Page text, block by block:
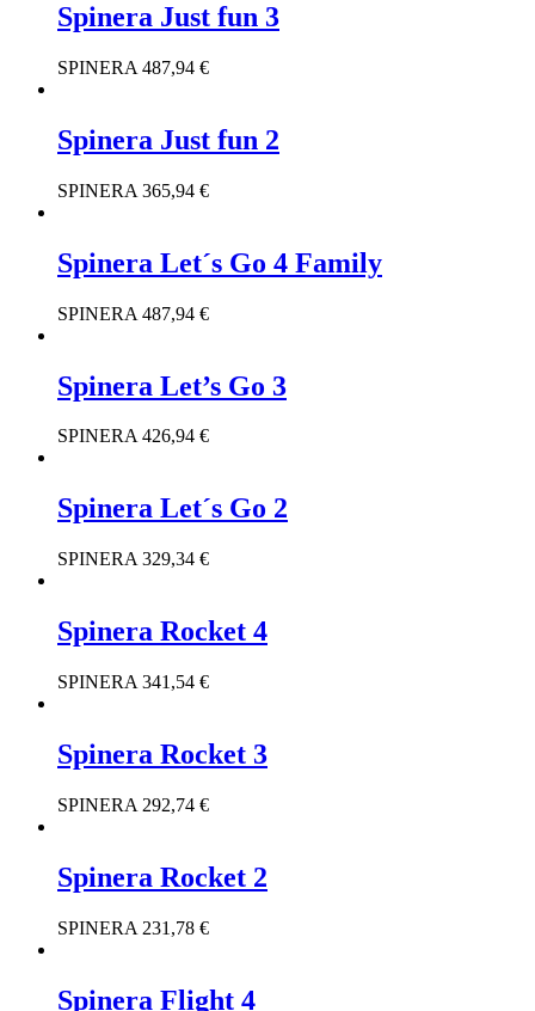
Spinera Just fun 3
SPINERA 487,94 €
Spinera Just fun 2
SPINERA 365,94 €
Spinera Let´s Go 4 Family
SPINERA 487,94 €
Spinera Let’s Go 3
SPINERA426,94 €
Spinera Let´s Go 2
SPINERA 329,34 €
Spinera Rocket 4
SPINERA 341,54 €
Spinera Rocket 3
SPINERA 292,74 €
Spinera Rocket 2
SPINERA 231,78 €
Spinera Flight 4